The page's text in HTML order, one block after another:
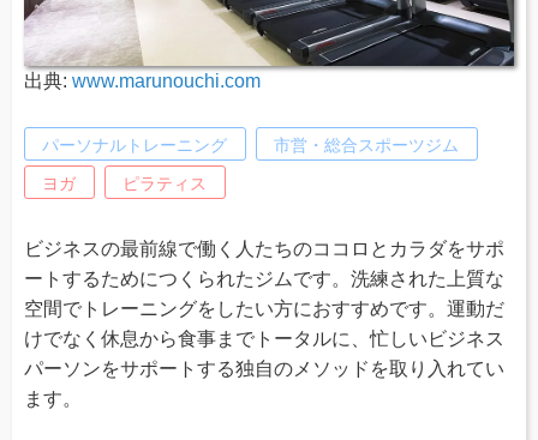
出典: www.marunouchi.com
パーソナルトレーニング 市営・総合スポーツジム
ヨガ ピラティス
ビジネスの最前線で働く人たちのココロとカラダをサポ
ートするためにつくられたジムです。洗練された上質な
空間でトレーニングをしたい方におすすめです。運動だ
けでなく休息から食事までトータルに、忙しいビジネス
パーソンをサポートする独自のメソッドを取り入れてい
ます。